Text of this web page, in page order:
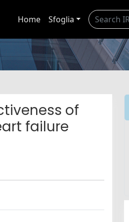
Home Sfoglia
of
failure